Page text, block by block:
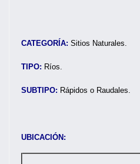
CATEGORÍA: Sitios Naturales.
TIPO: Ríos.
SUBTIPO: Rápidos o Raudales.
UBICACIÓN: